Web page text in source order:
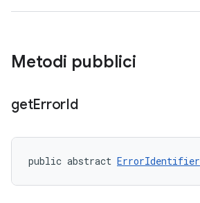
Metodi pubblici
getErrorId
public abstract ErrorIdentifier